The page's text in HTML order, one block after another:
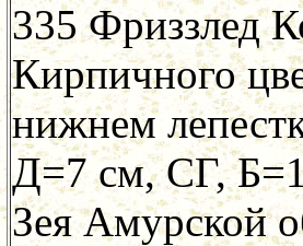
335 Фриззлед
Кирпичного
нижнем
Д=7 см, СГ,
Зея Амурской